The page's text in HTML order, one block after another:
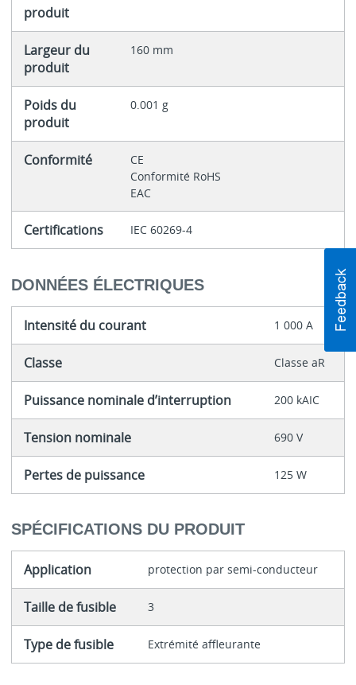
produit
Largeur du
produit
160 mm
Poids du
produit
0.001 g
Conformité
CE
Conformité RoHS
EAC
Certifications IEC 60269-4
DONNÉES ÉLECTRIQUES
Intensité du courant 1 000 A
Classe Classe aR
Puissance nominale d’interruption 200 kAIC
Tension nominale 690 V
Pertes de puissance 125 W
SPÉCIFICATIONS DU PRODUIT
Application protection par semi-conducteur
Taille de fusible 3
Type de fusible Extrémité affleurante